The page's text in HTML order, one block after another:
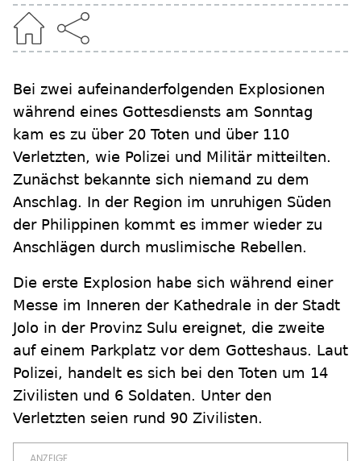
Bei zwei aufeinanderfolgenden Explosionen
während eines Gottesdiensts am Sonntag
kam es zu über 20 Toten und über 110
Verletzten, wie Polizei und Militär mitteilten.
Zunächst bekannte sich niemand zu dem
Anschlag. In der Region im unruhigen Süden
der Philippinen kommt es immer wieder zu
Anschlägen durch muslimische Rebellen.
Die erste Explosion habe sich während einer
Messe im Inneren der Kathedrale in der Stadt
Jolo in der Provinz Sulu ereignet, die zweite
auf einem Parkplatz vor dem Gotteshaus. Laut
Polizei, handelt es sich bei den Toten um 14
Zivilisten und 6 Soldaten. Unter den
Verletzten seien rund 90 Zivilisten.